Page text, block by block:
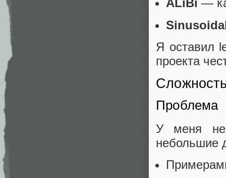
ALiBi —
Я оставил
проекта
Проблема
У меня не
небольшие